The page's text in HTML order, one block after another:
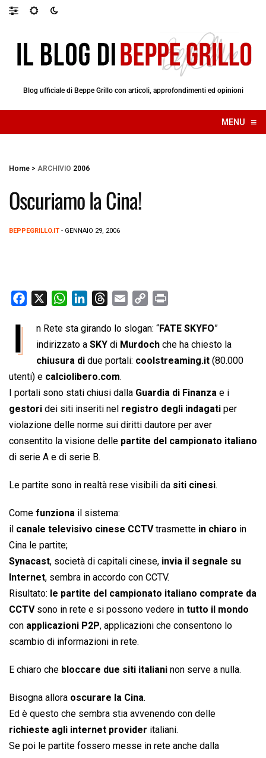
Blog ufficiale di Beppe Grillo con articoli, approfondimenti ed opinioni
MENU ≡
☰
Home > ARCHIVIO 2006
Oscuriamo la Cina!
BEPPEGRILLO.IT - GENNAIO 29, 2006
o
o
k
W
a
t
s
A
p
p
n
k
e
d
I
n
r
e
a
d
s
a
i
l
p
y
L
n
k
i
n
t
I n Rete sta girando lo slogan: “FATE SKYFO”
indirizzato a SKY di Murdoch che ha chiesto la
chiusura di due portali: coolstreaming.it (80.000
utenti) e calciolibero.com.
I portali sono stati chiusi dalla Guardia di Finanza e i
gestori dei siti inseriti nel registro degli indagati per
violazione delle norme sui diritti dautore per aver
consentito la visione delle partite del campionato italiano
di serie A e di serie B.
Le partite sono in realtà rese visibili da siti cinesi.
Come funziona il sistema:
il canale televisivo cinese CCTVtrasmette in chiaro in
Cina le partite;
Synacast, società di capitali cinese, invia il segnale su
Internet, sembra in accordo con CCTV.
Risultato: le partite del campionato italiano comprate da
CCTV sono in rete e si possono vedere in tutto il mondo
con applicazioni P2P, applicazioni che consentono lo
scambio di informazioni in rete.
E chiaro che bloccare due siti italiani non serve a nulla.
Bisogna allora oscurare la Cina.
Ed è questo che sembra stia avvenendo con delle
richieste agli internet provider italiani.
Se poi le partite fossero messe in rete anche dalla